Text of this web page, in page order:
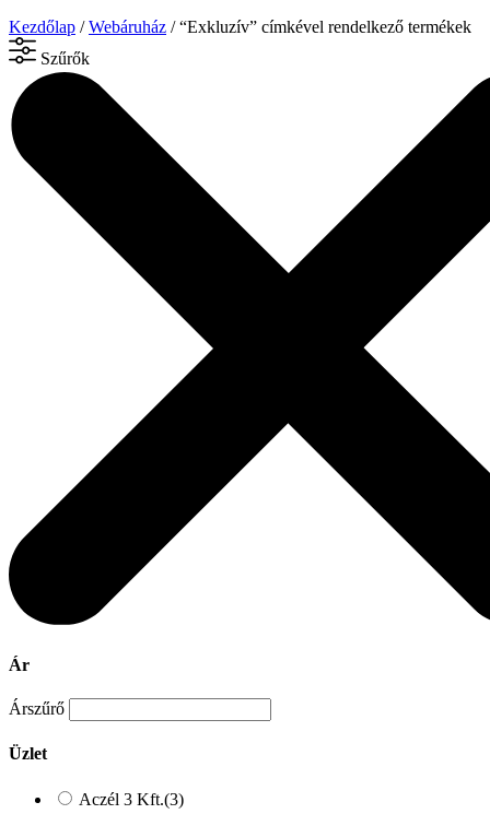
Kezdőlap /Webáruház / “Exkluzív” címkével rendelkező termékek
Szűrők
Ár
Árszűrő
Üzlet
Aczél 3 Kft.(3)